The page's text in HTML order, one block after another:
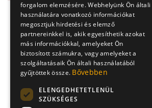
forgalom elemzésére. Webhelyünk Ön általi
használatára vonatkozó információkat
megosztjuk hirdetési és elemző
partnereinkkel is, akik egyesíthetik azokat
más információkkal, amelyeket Ön
biztosított számukra, vagy amelyeket a
szolgáltatásaik Ön általi használatából
gyűjtöttek össze. Bővebben
ELENGEDHETETLENÜL
SZÜKSÉGES